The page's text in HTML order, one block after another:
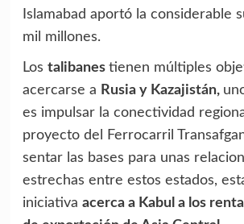
Islamabad aportó la considerable
mil millones.
Los talibanes tienen múltiples
acercarse a Rusia y Kazajistán,
es impulsar la conectividad
proyecto del Ferrocarril
sentar las bases para unas
estrechas entre estos estados,
iniciativa acerca a Kabul a los